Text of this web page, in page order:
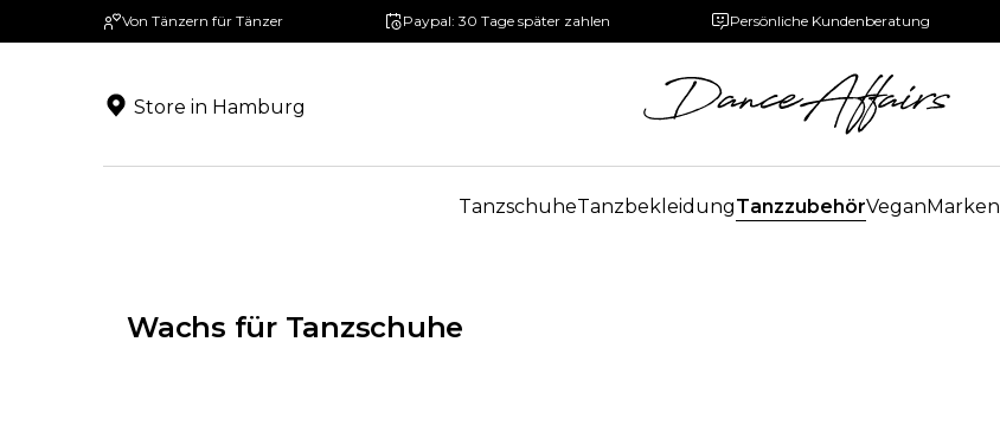
Zur Hauptnavigation springen
Von Tänzern für Tänzer Paypal: 30 Tage später zahlen Persönliche Kundenberatung
Store in Hamburg
TanzschuheTanzbekleidungTanzzubehörVeganMarken
Wachs für Tanzschuhe